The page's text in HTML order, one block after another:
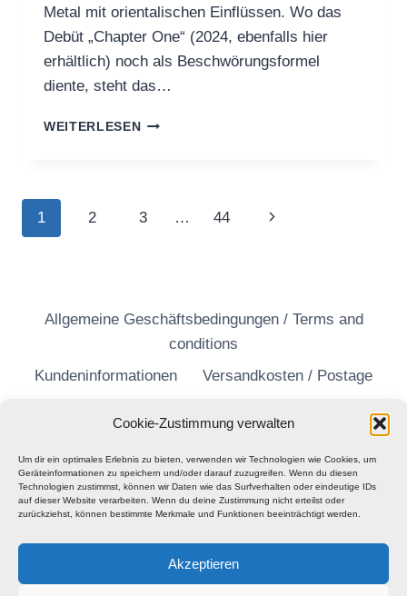
Cookie-Zustimmung verwalten
Um dir ein optimales Erlebnis zu bieten, verwenden wir Technologien wie Cookies, um
Geräteinformationen zu speichern und/oder darauf zuzugreifen. Wenn du diesen
Technologien zustimmst, können wir Daten wie das Surfverhalten oder eindeutige IDs
auf dieser Website verarbeiten. Wenn du deine Zustimmung nicht erteilst oder
zurückziehst, können bestimmte Merkmale und Funktionen beeinträchtigt werden.
Akzeptieren
Metal mit orientalischen Einflüssen. Wo das
Debüt „Chapter One“ (2024, ebenfalls hier
erhältlich) noch als Beschwörungsformel
diente, steht das…
WEITERLESENSHAYTAN
Seitennavigation
1 2 3 … 44
Nächste
Allgemeine Geschäftsbedingungen / Terms and
conditions
Kundeninformationen
Versandkosten / Postage